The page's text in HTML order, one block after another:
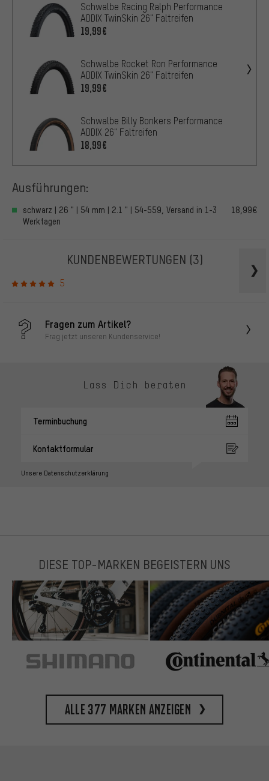
Schwalbe Racing Ralph Performance
ADDIX TwinSkin 26" Faltreifen
19,99€
Schwalbe Rocket Ron Performance
ADDIX TwinSkin 26" Faltreifen
19,99€
Schwalbe Billy Bonkers Performance
ADDIX 26" Faltreifen
18,99€
Ausführungen:
schwarz | 26 " | 54 mm | 2.1 " | 54-559, Versand in 1-3
Werktagen
18,99€
KUNDENBEWERTUNGEN (3)
5
Fragen zum Artikel?
Frag jetzt unseren Kundenservice!
Lass Dich beraten
Terminbuchung
Kontaktformular
Unsere Datenschutzerklärung
DIESE TOP-MARKEN BEGEISTERN UNS
Alle 377 Marken anzeigen